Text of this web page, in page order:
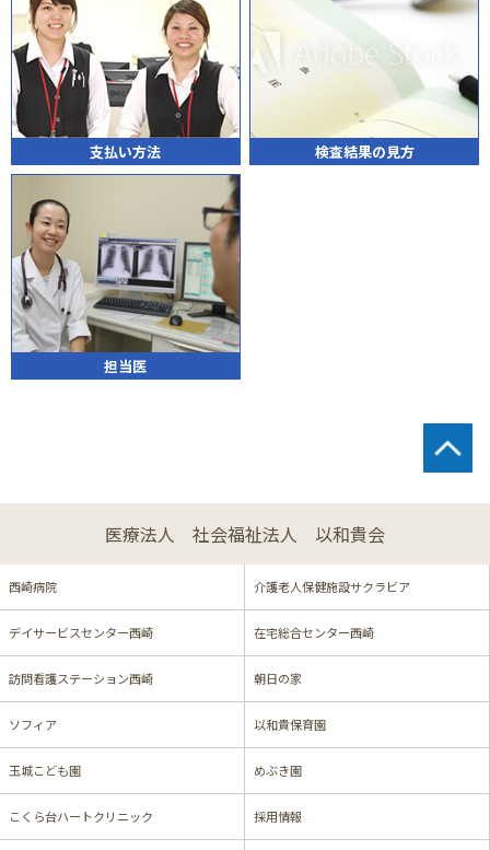
支払い方法 検査結果の見方
担当医
医療法人 社会福祉法人 以和貴会
西崎病院 介護老人保健施設サクラビア
デイサービスセンター西崎 在宅総合センター西崎
訪問看護ステーション西崎 朝日の家
ソフィア 以和貴保育園
玉城こども園 めぶき園
こくら台ハートクリニック 採用情報